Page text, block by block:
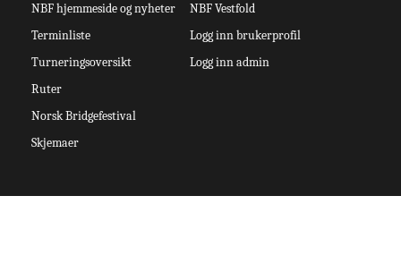
NBF hjemmeside og nyheter
Terminliste
Turneringsoversikt
Ruter
Norsk Bridgefestival
Skjemaer
NBF Vestfold
Logg inn brukerprofil
Logg inn admin